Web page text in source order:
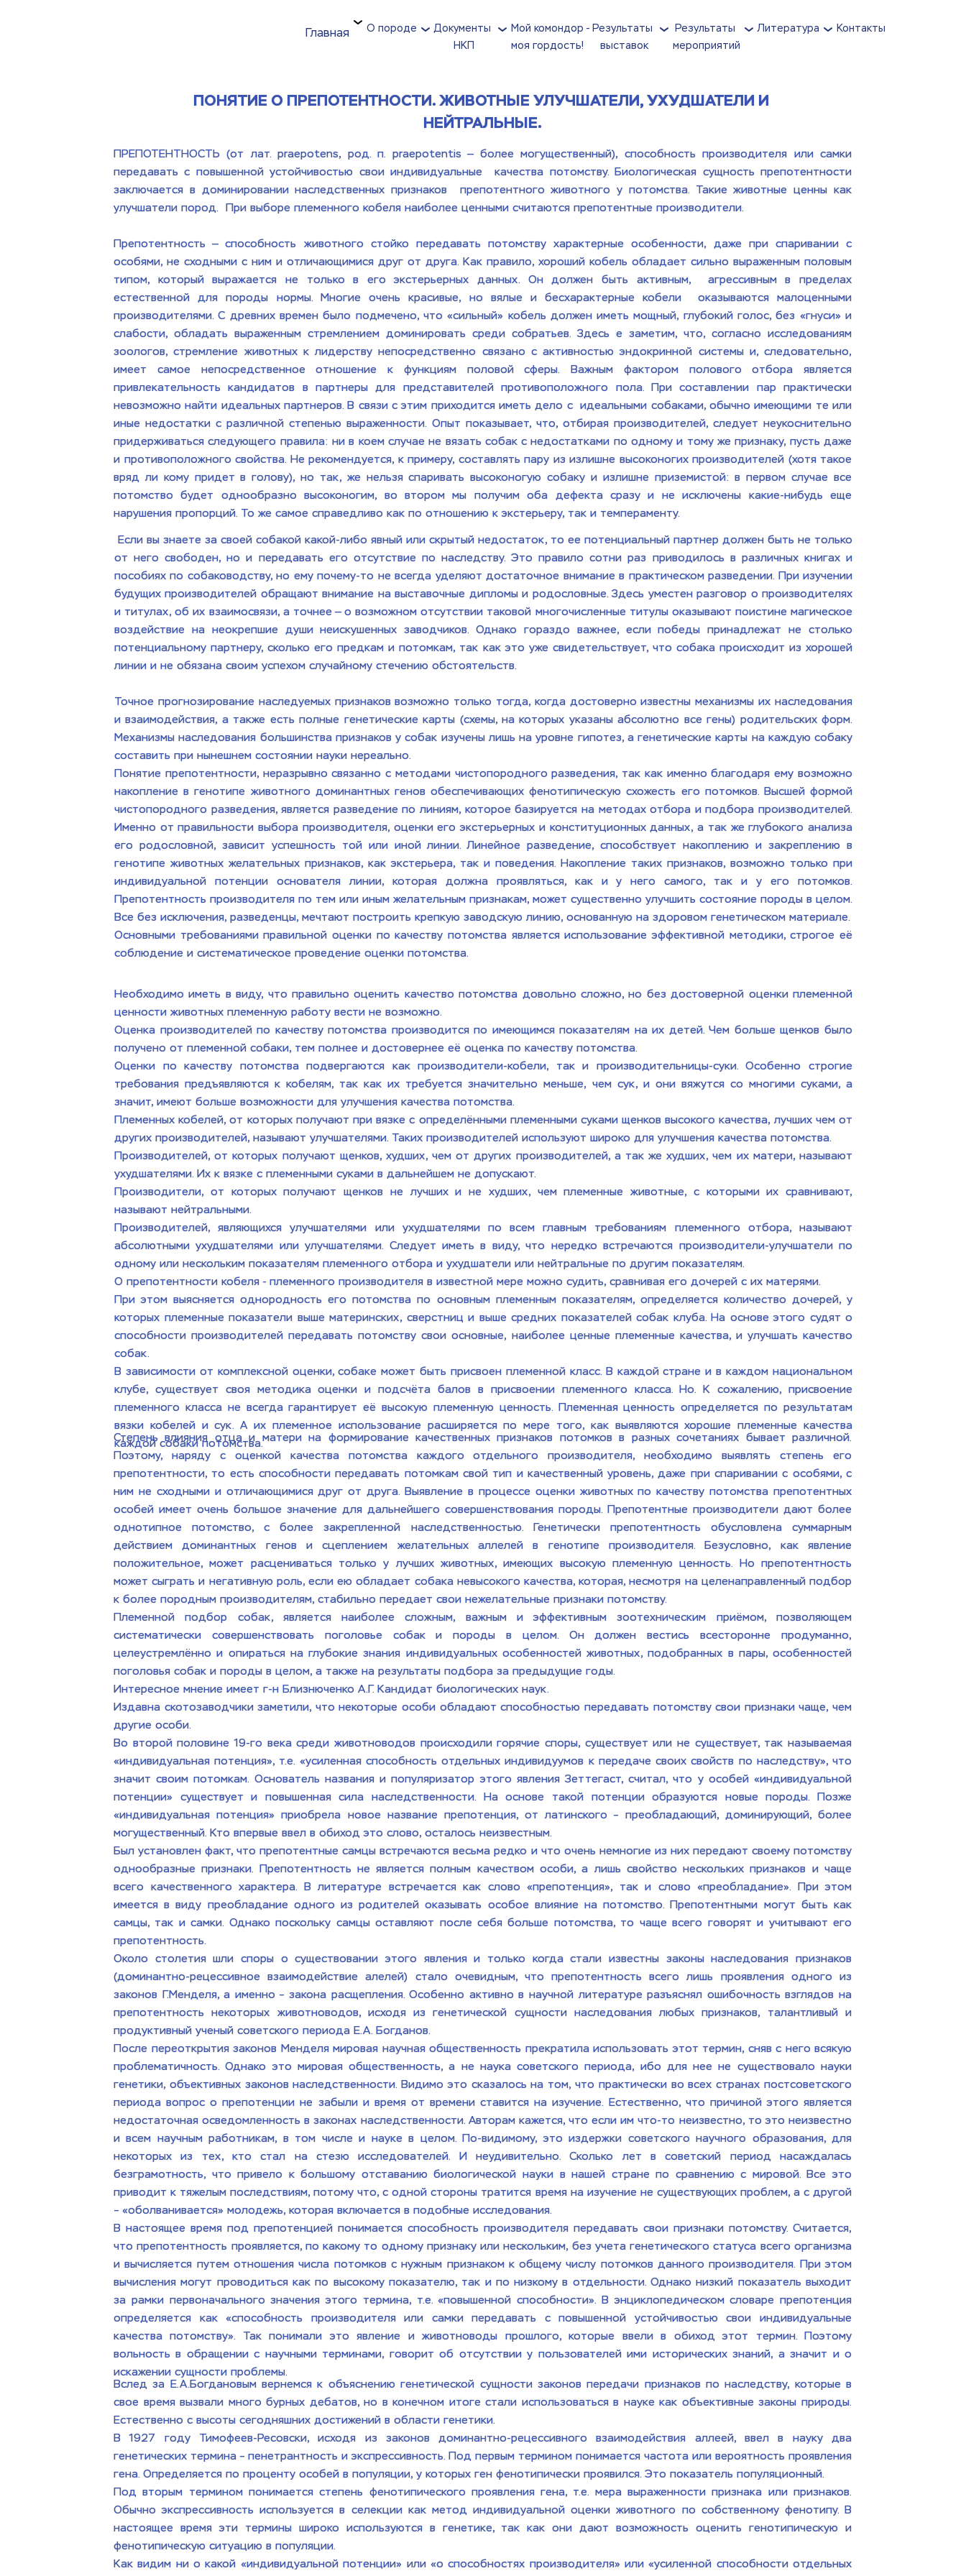
Главная О породе
Документы
НКП
Мой комондор -
моя гордость!
Результаты
выставок
Результаты
мероприятий
Литература Контакты
ПОНЯТИЕ О ПРЕПОТЕНТНОСТИ. ЖИВОТНЫЕ УЛУЧШАТЕЛИ, УХУДШАТЕЛИ И
НЕЙТРАЛЬНЫЕ.
ПРЕПОТЕНТНОСТЬ (от лат. рrаероtens, род. п. praepotentis — более могущественный), способность производителя или самки
передавать с повышенной устойчивостью свои индивидуальные  качества потомству. Биологическая сущность препотентности
заключается в доминировании наследственных признаков  препотентного животного у потомства. Такие животные ценны как
улучшатели пород.  При выборе племенного кобеля наиболее ценными считаются препотентные производители.
Препотентность — способность животного стойко передавать потомству характерные особенности, даже при спаривании с
особями, не сходными с ним и отличающимися друг от друга. Как правило, хороший кобель обладает сильно выраженным половым
типом, который выражается не только в его экстерьерных данных. Он должен быть активным,  агрессивным в пределах
естественной для породы нормы. Многие очень красивые, но вялые и бесхарактерные кобели  оказываются малоценными
производителями. С древних времен было подмечено, что «сильный» кобель должен иметь мощный, глубокий голос, без «гнуси» и
слабости, обладать выраженным стремлением доминировать среди собратьев. Здесь е заметим, что, согласно исследованиям
зоологов, стремление животных к лидерству непосредственно связано с активностью эндокринной системы и, следовательно,
имеет самое непосредственное отношение к функциям половой сферы. Важным фактором полового отбора является
привлекательность кандидатов в партнеры для представителей противоположного пола. При составлении пар практически
невозможно найти идеальных партнеров. В связи с этим приходится иметь дело с  идеальными собаками, обычно имеющими те или
иные недостатки с различной степенью выраженности. Опыт показывает, что, отбирая производителей, следует неукоснительно
придерживаться следующего правила: ни в коем случае не вязать собак с недостатками по одному и тому же признаку, пусть даже
и противоположного свойства. Не рекомендуется, к примеру, составлять пару из излишне высоконогих производителей (хотя такое
вряд ли кому придет в голову), но так, же нельзя спаривать высоконогую собаку и излишне приземистой: в первом случае все
потомство будет однообразно высоконогим, во втором мы получим оба дефекта сразу и не исключены какие-нибудь еще
нарушения пропорций. То же самое справедливо как по отношению к экстерьеру, так и темпераменту.
Если вы знаете за своей собакой какой-либо явный или скрытый недостаток, то ее потенциальный партнер должен быть не только
от него свободен, но и передавать его отсутствие по наследству. Это правило сотни раз приводилось в различных книгах и
пособиях по собаководству, но ему почему-то не всегда уделяют достаточное внимание в практическом разведении. При изучении
будущих производителей обращают внимание на выставочные дипломы и родословные. Здесь уместен разговор о производителях
и титулах, об их взаимосвязи, а точнее — о возможном отсутствии таковой многочисленные титулы оказывают поистине магическое
воздействие на неокрепшие души неискушенных заводчиков. Однако гораздо важнее, если победы принадлежат не столько
потенциальному партнеру, сколько его предкам и потомкам, так как это уже свидетельствует, что собака происходит из хорошей
линии и не обязана своим успехом случайному стечению обстоятельств.
Точное прогнозирование наследуемых признаков возможно только тогда, когда достоверно известны механизмы их наследования
и взаимодействия, а также есть полные генетические карты (схемы, на которых указаны абсолютно все гены) родительских форм.
Механизмы наследования большинства признаков у собак изучены лишь на уровне гипотез, а генетические карты на каждую собаку
составить при нынешнем состоянии науки нереально.
Понятие препотентности, неразрывно связанно с методами чистопородного разведения, так как именно благодаря ему возможно
накопление в генотипе животного доминантных генов обеспечивающих фенотипическую схожесть его потомков. Высшей формой
чистопородного разведения, является разведение по линиям, которое базируется на методах отбора и подбора производителей.
Именно от правильности выбора производителя, оценки его экстерьерных и конституционных данных, а так же глубокого анализа
его родословной, зависит успешность той или иной линии. Линейное разведение, способствует накоплению и закреплению в
генотипе животных желательных признаков, как экстерьера, так и поведения. Накопление таких признаков, возможно только при
индивидуальной потенции основателя линии, которая должна проявляться, как и у него самого, так и у его потомков.
Препотентность производителя по тем или иным желательным признакам, может существенно улучшить состояние породы в целом.
Все без исключения, разведенцы, мечтают построить крепкую заводскую линию, основанную на здоровом генетическом материале.
Основными требованиями правильной оценки по качеству потомства является использование эффективной методики, строгое её
соблюдение и систематическое проведение оценки потомства.
Необходимо иметь в виду, что правильно оценить качество потомства довольно сложно, но без достоверной оценки племенной
ценности животных племенную работу вести не возможно.
Оценка производителей по качеству потомства производится по имеющимся показателям на их детей. Чем больше щенков было
получено от племенной собаки, тем полнее и достовернее её оценка по качеству потомства.
Оценки по качеству потомства подвергаются как производители-кобели, так и производительницы-суки. Особенно строгие
требования предъявляются к кобелям, так как их требуется значительно меньше, чем сук, и они вяжутся со многими суками, а
значит, имеют больше возможности для улучшения качества потомства.
Племенных кобелей, от которых получают при вязке с определёнными племенными суками щенков высокого качества, лучших чем от
других производителей, называют улучшателями. Таких производителей используют широко для улучшения качества потомства.
Производителей, от которых получают щенков, худших, чем от других производителей, а так же худших, чем их матери, называют
ухудшателями. Их к вязке с племенными суками в дальнейшем не допускают.
Производители, от которых получают щенков не лучших и не худших, чем племенные животные, с которыми их сравнивают,
называют нейтральными.
Производителей, являющихся улучшателями или ухудшателями по всем главным требованиям племенного отбора, называют
абсолютными ухудшателями или улучшателями. Следует иметь в виду, что нередко встречаются производители-улучшатели по
одному или нескольким показателям племенного отбора и ухудшатели или нейтральные по другим показателям.
О препотентности кобеля - племенного производителя в известной мере можно судить, сравнивая его дочерей с их матерями.
При этом выясняется однородность его потомства по основным племенным показателям, определяется количество дочерей, у
которых племенные показатели выше материнских, сверстниц и выше средних показателей собак клуба. На основе этого судят о
способности производителей передавать потомству свои основные, наиболее ценные племенные качества, и улучшать качество
собак.
В зависимости от комплексной оценки, собаке может быть присвоен племенной класс. В каждой стране и в каждом национальном
клубе, существует своя методика оценки и подсчёта балов в присвоении племенного класса. Но. К сожалению, присвоение
племенного класса не всегда гарантирует её высокую племенную ценность. Племенная ценность определяется по результатам
вязки кобелей и сук. А их племенное использование расширяется по мере того, как выявляются хорошие племенные качества
каждой собаки потомства.
Степень влияния отца и матери на формирование качественных признаков потомков в разных сочетаниях бывает различной.
Поэтому, наряду с оценкой качества потомства каждого отдельного производителя, необходимо выявлять степень его
препотентности, то есть способности передавать потомкам свой тип и качественный уровень, даже при спаривании с особями, с
ним не сходными и отличающимися друг от друга. Выявление в процессе оценки животных по качеству потомства препотентных
особей имеет очень большое значение для дальнейшего совершенствования породы. Препотентные производители дают более
однотипное потомство, с более закрепленной наследственностью. Генетически препотентность обусловлена суммарным
действием доминантных генов и сцеплением желательных аллелей в генотипе производителя. Безусловно, как явление
положительное, может расцениваться только у лучших животных, имеющих высокую племенную ценность. Но препотентность
может сыграть и негативную роль, если ею обладает собака невысокого качества, которая, несмотря на целенаправленный подбор
к более породным производителям, стабильно передает свои нежелательные признаки потомству.
Племенной подбор собак, является наиболее сложным, важным и эффективным зоотехническим приёмом, позволяющем
систематически совершенствовать поголовье собак и породы в целом. Он должен вестись всесторонне продуманно,
целеустремлённо и опираться на глубокие знания индивидуальных особенностей животных, подобранных в пары, особенностей
поголовья собак и породы в целом, а также на результаты подбора за предыдущие годы.
Интересное мнение имеет г-н Близнюченко А.Г. Кандидат биологических наук.
Издавна скотозаводчики заметили, что некоторые особи обладают способностью передавать потомству свои признаки чаще, чем
другие особи.
Во второй половине 19-го века среди животноводов происходили горячие споры, существует или не существует, так называемая
«индивидуальная потенция», т.е. «усиленная способность отдельных индивидуумов к передаче своих свойств по наследству», что
значит своим потомкам. Основатель названия и популяризатор этого явления Зеттегаст, считал, что у особей «индивидуальной
потенции» существует и повышенная сила наследственности. На основе такой потенции образуются новые породы. Позже
«индивидуальная потенция» приобрела новое название препотенция, от латинского – преобладающий, доминирующий, более
могущественный. Кто впервые ввел в обиход это слово, осталось неизвестным.
Был установлен факт, что препотентные самцы встречаются весьма редко и что очень немногие из них передают своему потомству
однообразные признаки. Препотентность не является полным качеством особи, а лишь свойство нескольких признаков и чаще
всего качественного характера. В литературе встречается как слово «препотенция», так и слово «преобладание». При этом
имеется в виду преобладание одного из родителей оказывать особое влияние на потомство. Препотентными могут быть как
самцы, так и самки. Однако поскольку самцы оставляют после себя больше потомства, то чаще всего говорят и учитывают его
препотентность.
Около столетия шли споры о существовании этого явления и только когда стали известны законы наследования признаков
(доминантно-рецессивное взаимодействие алелей) стало очевидным, что препотентность всего лишь проявления одного из
законов Г.Менделя, а именно – закона расщепления. Особенно активно в научной литературе разъяснял ошибочность взглядов на
препотентность некоторых животноводов, исходя из генетической сущности наследования любых признаков, талантливый и
продуктивный ученый советского периода Е.А. Богданов.
После переоткрытия законов Менделя мировая научная общественность прекратила использовать этот термин, сняв с него всякую
проблематичность. Однако это мировая общественность, а не наука советского периода, ибо для нее не существовало науки
генетики, объективных законов наследственности. Видимо это сказалось на том, что практически во всех странах постсоветского
периода вопрос о препотенции не забыли и время от времени ставится на изучение. Естественно, что причиной этого является
недостаточная осведомленность в законах наследственности. Авторам кажется, что если им что-то неизвестно, то это неизвестно
и всем научным работникам, в том числе и науке в целом. По-видимому, это издержки советского научного образования, для
некоторых из тех, кто стал на стезю исследователей. И неудивительно. Сколько лет в советский период насаждалась
безграмотность, что привело к большому отставанию биологической науки в нашей стране по сравнению с мировой. Все это
приводит к тяжелым последствиям, потому что, с одной стороны тратится время на изучение не существующих проблем, а с другой
– «оболванивается» молодежь, которая включается в подобные исследования.
В настоящее время под препотенцией понимается способность производителя передавать свои признаки потомству. Считается,
что препотентность проявляется, по какому то одному признаку или нескольким, без учета генетического статуса всего организма
и вычисляется путем отношения числа потомков с нужным признаком к общему числу потомков данного производителя. При этом
вычисления могут проводиться как по высокому показателю, так и по низкому в отдельности. Однако низкий показатель выходит
за рамки первоначального значения этого термина, т.е. «повышенной способности». В энциклопедическом словаре препотенция
определяется как «способность производителя или самки передавать с повышенной устойчивостью свои индивидуальные
качества потомству». Так понимали это явление и животноводы прошлого, которые ввели в обиход этот термин. Поэтому
вольность в обращении с научными терминами, говорит об отсутствии у пользователей ими исторических знаний, а значит и о
искажении сущности проблемы.
Вслед за Е.А.Богдановым вернемся к объяснению генетической сущности законов передачи признаков по наследству, которые в
свое время вызвали много бурных дебатов, но в конечном итоге стали использоваться в науке как объективные законы природы.
Естественно с высоты сегодняшних достижений в области генетики.
В 1927 году Тимофеев-Ресовски, исходя из законов доминантно-рецессивного взаимодействия аллеей, ввел в науку два
генетических термина – пенетрантность и экспрессивность. Под первым термином понимается частота или вероятность проявления
гена. Определяется по проценту особей в популяции, у которых ген фенотипически проявился. Это показатель популяционный.
Под вторым термином понимается степень фенотипического проявления гена, т.е. мера выраженности признака или признаков.
Обычно экспрессивность используется в селекции как метод индивидуальной оценки животного по собственному фенотипу. В
настоящее время эти термины широко используются в генетике, так как они дают возможность оценить генотипическую и
фенотипическую ситуацию в популяции.
Как видим ни о какой «индивидуальной потенции» или «о способностях производителя» или «усиленной способности отдельных